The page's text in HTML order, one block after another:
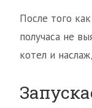
После того
получаса не
котел и